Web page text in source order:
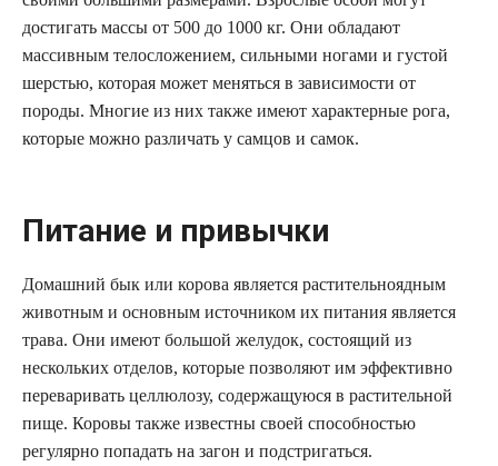
достигать массы от 500 до 1000 кг. Они обладают
массивным телосложением, сильными ногами и густой
шерстью, которая может меняться в зависимости от
породы. Многие из них также имеют характерные рога,
которые можно различать у самцов и самок.
Питание и привычки
Домашний бык или корова является растительноядным
животным и основным источником их питания является
трава. Они имеют большой желудок, состоящий из
нескольких отделов, которые позволяют им эффективно
переваривать целлюлозу, содержащуюся в растительной
пище. Коровы также известны своей способностью
регулярно попадать на загон и подстригаться.